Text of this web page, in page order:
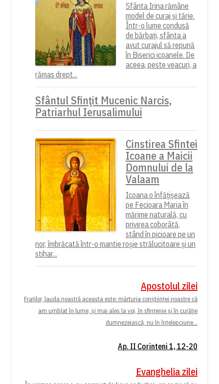
Sfânta Irina rămâne
model de curaj și tărie.
Într-o lume condusă
de bărbați, sfânta a
avut curajul să repună
în Biserici icoanele. De
aceea, peste veacuri, a
rămas drept...
Sfântul Sfinţit Mucenic Narcis,
Patriarhul Ierusalimului
Cinstirea Sfintei
Icoane a Maicii
Domnului de la
Valaam
Icoana o înfățișează
pe Fecioara Maria în
mărime naturală, cu
privirea coborâtă,
stând în picioare pe un
nor, îmbrăcată într-o mantie roșie strălucitoare și un
stihar...
Apostolul zilei
Fraților, lauda noastră aceasta este: mărturia conștiinței noastre că
am umblat în lume, și mai ales la voi, în sfințenie și în curăție
dumnezeiască, nu în înțelepciune...
Ap. II Corinteni 1, 12-20
Evanghelia zilei